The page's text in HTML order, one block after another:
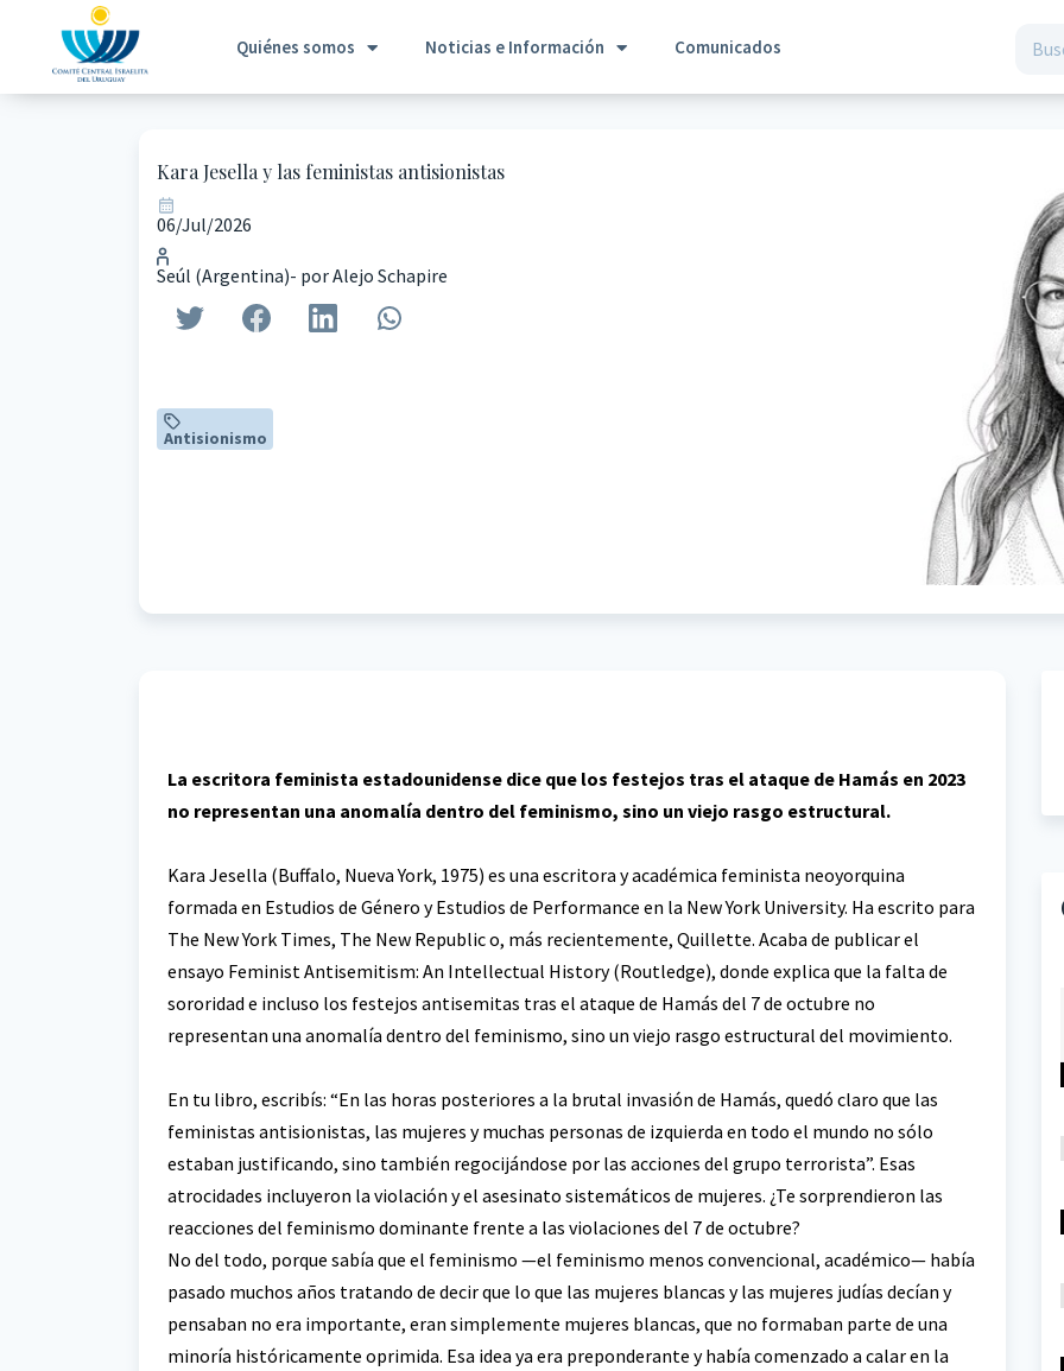
Quiénes somos Noticias e Información Comunicados
Kara Jesella y las feministas antisionistas
06/Jul/2026
Seúl (Argentina)- por Alejo Schapire
Antisionismo
La escritora feminista estadounidense dice que los festejos tras el ataque de Hamás en 2023
no representan una anomalía dentro del feminismo, sino un viejo rasgo estructural.
Kara Jesella (Buffalo, Nueva York, 1975) es una escritora y académica feminista neoyorquina
formada en Estudios de Género y Estudios de Performance en la New York University. Ha escrito para
The New York Times, The New Republic o, más recientemente, Quillette. Acaba de publicar el
ensayo Feminist Antisemitism: An Intellectual History (Routledge), donde explica que la falta de
sororidad e incluso los festejos antisemitas tras el ataque de Hamás del 7 de octubre no
representan una anomalía dentro del feminismo, sino un viejo rasgo estructural del movimiento.
En tu libro, escribís: “En las horas posteriores a la brutal invasión de Hamás, quedó claro que las
feministas antisionistas, las mujeres y muchas personas de izquierda en todo el mundo no sólo
estaban justificando, sino también regocijándose por las acciones del grupo terrorista”. Esas
atrocidades incluyeron la violación y el asesinato sistemáticos de mujeres. ¿Te sorprendieron las
reacciones del feminismo dominante frente a las violaciones del 7 de octubre?
No del todo, porque sabía que el feminismo —el feminismo menos convencional, académico— había
pasado muchos años tratando de decir que lo que las mujeres blancas y las mujeres judías decían y
pensaban no era importante, eran simplemente mujeres blancas, que no formaban parte de una
minoría históricamente oprimida. Esa idea ya era preponderante y había comenzado a calar en la